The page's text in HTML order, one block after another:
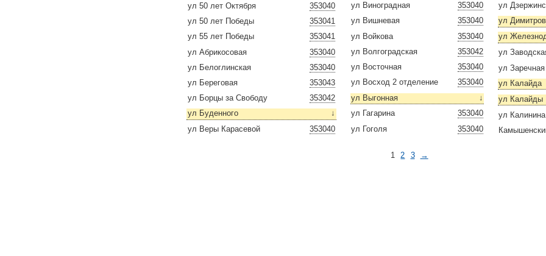
353040
ул 50 лет Октября
353041
ул 50 лет Победы
353041
ул 55 лет Победы
353040
ул Абрикосовая
353040
ул Белоглинская
353043
ул Береговая
353042
ул Борцы за Свободу
↓
ул Буденного
353040
ул Веры Карасевой
353040
ул Виноградная
353040
ул Вишневая
353040
ул Войкова
353042
ул Волгоградская
353040
ул Восточная
353040
ул Восход 2 отделение
↓
ул Выгонная
353040
ул Гагарина
353040
ул Гоголя
ул
ул
ул
ул
ул Заречная
ул Калайда
ул Калайды
ул Калинина
1 2 3 →